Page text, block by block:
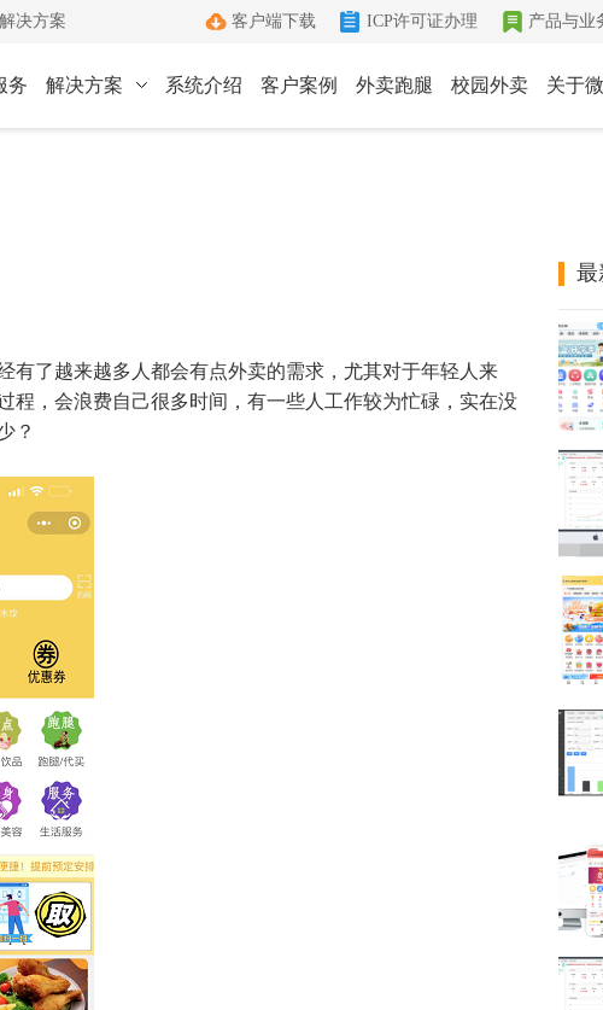
决方案 产品与业
ICP许可证办理
客户端下载
务 解决方案
同城生活信息发布
系统介绍 客户案例 外卖跑腿 校园外卖 关于
办理流程
致力于
有影
公司
证件
联系
7*12小
有了越来越多人都会有点外卖的需求，尤其对于年轻人来
程，会浪费自己很多时间，有一些人工作较为忙碌，实在没
？
最